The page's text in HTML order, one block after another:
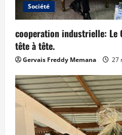
Société
cooperation industrielle: Le
tête à tête.
Gervais Freddy Memana 27